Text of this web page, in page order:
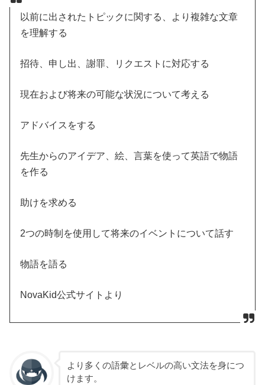
以前に出されたトピックに関する、より複雑な文章
を理解する
招待、申し出、謝罪、リクエストに対応する
現在および将来の可能な状況について考える
アドバイスをする
先生からのアイデア、絵、言葉を使って英語で物語
を作る
助けを求める
2つの時制を使用して将来のイベントについて話す
物語を語る
NovaKid公式サイトより
より多くの語彙とレベルの高い文法を身につ
けます。